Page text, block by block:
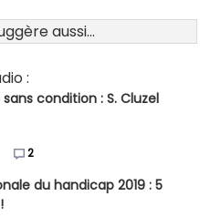
aussi...
:
condition : S. Cluzel
2
du handicap 2019 : 5